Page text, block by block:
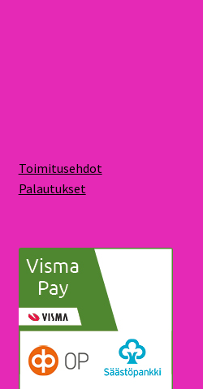
Toimitusehdot
Palautukset